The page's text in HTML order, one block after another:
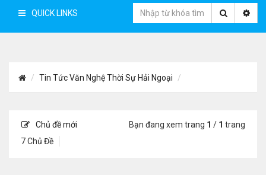
QUICK LINKS
Tin Tức Văn Nghệ Thời Sự Hải Ngoại
Chủ đề mới
7 Chủ Đề
Bạn đang xem trang 1 / 1 trang